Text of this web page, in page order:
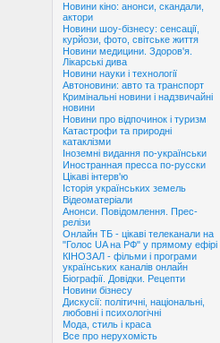
Новини кіно: анонси, скандали,
актори
Новини шоу-бізнесу: сенсації,
курйози, фото, світське життя
Новини медицини. Здоров'я.
Лікарські дива
Новини науки і технології
Автоновини: авто та транспорт
Кримінальні новини і надзвичайні
новини
Новини про відпочинок і туризм
Катастрофи та природні
катаклізми
Іноземні видання по-українськи
Иностранная пресса по-русски
Цікаві інтерв'ю
Історія українських земель
Відеоматеріали
Анонси. Повідомлення. Прес-
релізи
Онлайн ТБ - цікаві телеканали на
"Голос UA на РФ" у прямому ефірі
КІНОЗАЛ - фільми і програми
українських каналів онлайн
Біографії. Довідки. Рецепти
Новини бізнесу
Дискусії: політичні, національні,
любовні і психологічні
Мода, стиль і краса
Все про нерухомість